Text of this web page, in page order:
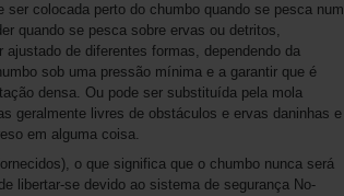
colocada perto do chumbo quando se pesca num
quando se pesca sobre ervas ou detritos,
de diferentes formas, dependendo da
sob uma pressão mínima e a garantir que é
densa. Ou pode ser substituída pela mola
geralmente livres de obstáculos e ervas daninhas e
em alguma coisa.
o que significa que o chumbo nunca será
libertar-se devido ao sistema de segurança No-